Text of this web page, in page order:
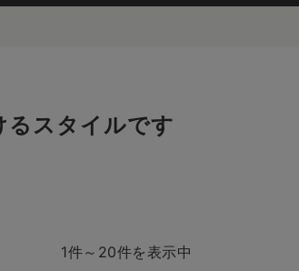
るスタイルです
1件～20件を表示中